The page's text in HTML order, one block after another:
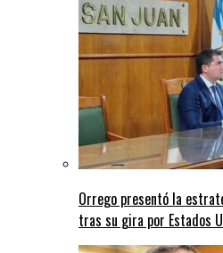
Orrego presentó la
tras su gira por Estados